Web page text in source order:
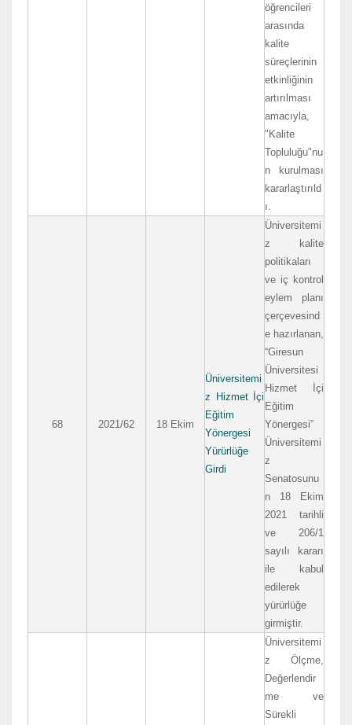
öğrencileri
arasında
kalite
süreçlerinin
etkinliğinin
artırılması
amacıyla,
"Kalite
Topluluğu"nu
n kurulması
kararlaştırıld
ı.
68 2021/62 18 Ekim
Üniversitemi
z Hizmet İçi
Eğitim
Yönergesi
Yürürlüğe
Girdi
Üniversitemi
z kalite
politikaları
ve iç kontrol
eylem planı
çerçevesind
e hazırlanan,
“Giresun
Üniversitesi
Hizmet İçi
Eğitim
Yönergesi”
Üniversitemi
z
Senatosunu
n 18 Ekim
2021 tarihli
ve 206/1
sayılı kararı
ile kabul
edilerek
yürürlüğe
girmiştir.
Üniversitemi
z Ölçme,
Değerlendir
me ve
Sürekli